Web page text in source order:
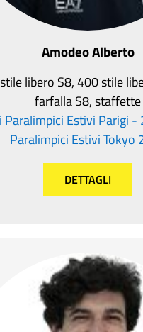
Amodeo Alberto
libero S8, 400 stile
farfalla S8, staffette
Paralimpici Estivi Parigi -
Paralimpici Estivi Tokyo
DETTAGLI